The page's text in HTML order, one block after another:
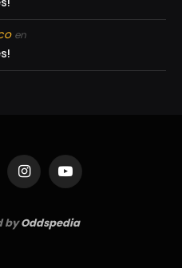
en
InstagramYouTube
byOddspedia